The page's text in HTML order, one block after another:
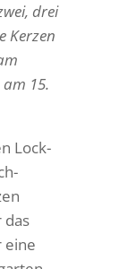
drei
Kerzen
15.
Lock­
das
eine